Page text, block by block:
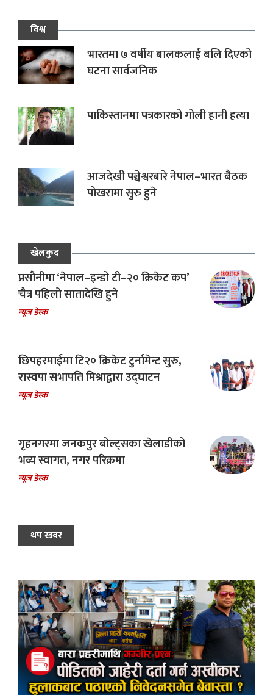
विश्व
भारतमा ७ वर्षीय बालकलाई बलि दिएको
घटना सार्वजनिक
पाकिस्तानमा पत्रकारको गोली हानी हत्या
आजदेखी पञ्चेश्वरबारे नेपाल–भारत बैठक
पोखरामा सुरु हुने
खेलकुद
प्रसौनीमा ‘नेपाल–इन्डो टी–२० क्रिकेट कप’
चैत्र पहिलो सातादेखि हुने
न्यूज डेस्क
छिपहरमाईमा टि२० क्रिकेट टुर्नामेन्ट सुरु,
रास्वपा सभापति मिश्राद्वारा उद्घाटन
न्यूज डेस्क
गृहनगरमा जनकपुर बोल्ट्सका खेलाडीको
भव्य स्वागत, नगर परिक्रमा
न्यूज डेस्क
थप खबर